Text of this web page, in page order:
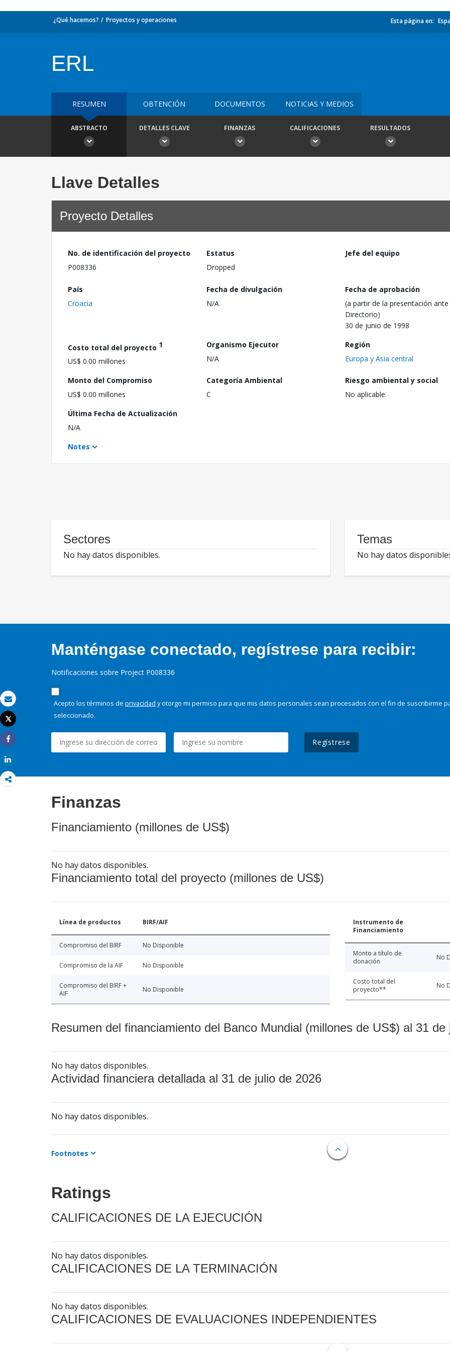
Correo electrónico
Imprimir
Tweet
Share
¿Qué hacemos? Proyectos y operaciones Esta página en:
ERL
RESUMEN OBTENCIÓN DOCUMENTOS NOTICIAS Y MEDIOS
ABSTRACTO DETALLES CLAVE FINANZAS CALIFICACIONES RESULTADOS
Llave Detalles
Proyecto Detalles
No. de identificación del proyecto
P008336
Estatus
Dropped
Jefe del equipo
País
Croacia
Fecha de divulgación
N/A
Fecha de aprobación
(a partir de la presentación ante
Directorio)
30 de junio de 1998
Costo total del proyecto 1
US$ 0.00 millones
Organismo Ejecutor
N/A
Región
Europa y Asia central
Monto del Compromiso
US$ 0.00 millones
Categoría Ambiental
C
Riesgo ambiental y social
No aplicable
Última Fecha de Actualización
N/A
Notes
Sectores
No hay datos disponibles.
Temas
No hay datos
Manténgase conectado, regístrese para recibir:
Notificaciones sobre Project P008336
Acepto los términos de privacidad y otorgo mi permiso para que mis datos personales sean procesados con el fin de suscribirme
seleccionado.
Regístrese
Finanzas
Financiamiento (millones de US$)
No hay datos disponibles.
Financiamiento total del proyecto (millones de US$)
Línea de productos BIRF/AIF
Compromiso del BIRF No Disponible
Compromiso de la AIF No Disponible
Compromiso del BIRF +
AIF
No Disponible
Instrumento de
Financiamiento
Monto a título de
donación
No
Costo total del
proyecto**
No
Resumen del financiamiento del Banco Mundial (millones de US$) al 31 de
No hay datos disponibles.
Actividad financiera detallada al 31 de julio de 2026
No hay datos disponibles.
Footnotes
Ratings
CALIFICACIONES DE LA EJECUCIÓN
No hay datos disponibles.
CALIFICACIONES DE LA TERMINACIÓN
No hay datos disponibles.
CALIFICACIONES DE EVALUACIONES INDEPENDIENTES